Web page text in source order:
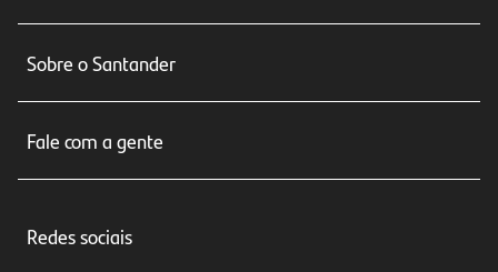
Seguros
Crédito e Financiamentos
Investimentos
Sobre o Santander
Fale com a gente
Central de Renegociação
Redes sociais